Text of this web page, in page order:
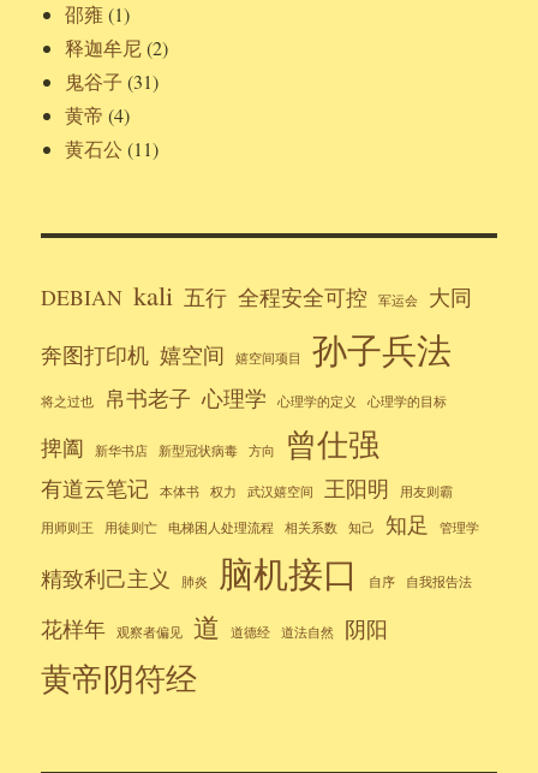
邵雍 (1)
释迦牟尼(2)
鬼谷子 (31)
黄帝 (4)
黄石公 (11)
DEBIAN kali 五行 全程安全可控 军运会
大同
奔图打印机 嬉空间 嬉空间项目 孙子兵法
将之过也 帛书老子 心理学 心理学的定义 心理学的目标
捭阖 新华书店 新型冠状病毒 方向 曾仕强
有道云笔记 本体书 权力 武汉嬉空间 王阳明 用友则霸
用师则王 用徒则亡 电梯困人处理流程 相关系数 知己 知足 管理学
精致利己主义 肺炎 脑机接口 自序 自我报告法
花样年 观察者偏见 道 道德经 道法自然 阴阳
黄帝阴符经